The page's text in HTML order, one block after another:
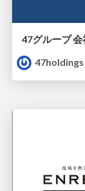
47グループ
47holdings